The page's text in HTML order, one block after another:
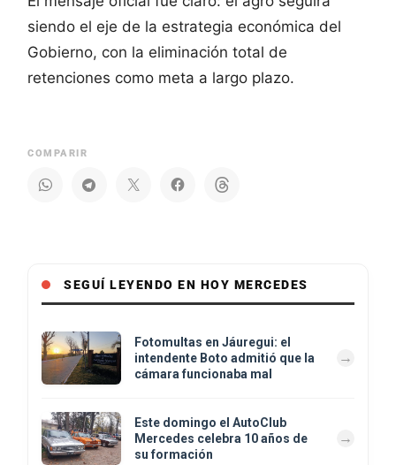
siendo el eje de la estrategia económica del
Gobierno, con la eliminación total de
retenciones como meta a largo plazo.
COMPARIR
SEGUÍ LEYENDO EN HOY MERCEDES
Fotomultas en Jáuregui: el
intendente Boto admitió que la
cámara funcionaba mal
Este domingo el AutoClub
Mercedes celebra 10 años de
su formación